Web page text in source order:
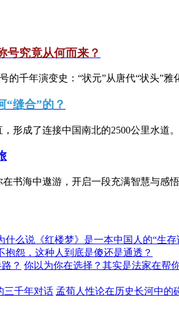
号究竟从何而来？
的千年演变史：“状元”从唐代“状头”雅
“缝合”的？
形成了连接中国南北的2500公里水道
书海中遨游，开启一段充满智慧与感
什么说《红楼梦》是一本中国人的“生存
抱怨，这种人到底是傻还是通透？
？ 你以为你在选择？其实是法家在帮
三千年对话 孟荀人性论在历史长河中的